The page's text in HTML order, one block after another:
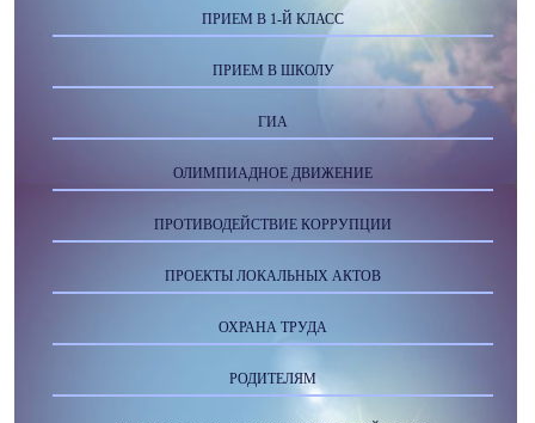
ПРИЕМ В 1-Й КЛАСС
ПРИЕМ В ШКОЛУ
ГИА
ОЛИМПИАДНОЕ ДВИЖЕНИЕ
ПРОТИВОДЕЙСТВИЕ КОРРУПЦИИ
ПРОЕКТЫ ЛОКАЛЬНЫХ АКТОВ
ОХРАНА ТРУДА
РОДИТЕЛЯМ